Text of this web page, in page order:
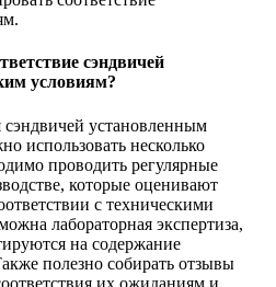
сэндвичей
условиям?
сэндвичей установленным
использовать несколько
проводить регулярные
которые оценивают
с техническими
лабораторная экспертиза,
на содержание
полезно собирать отзывы
их ожиданиям и